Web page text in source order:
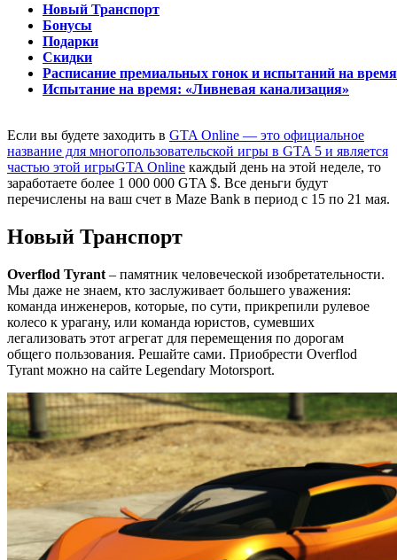
Новый Транспорт
Бонусы
Подарки
Скидки
Расписание премиальных гонок и испытаний на время
Испытание на время: «Ливневая канализация»
Если вы будете заходить в GTA Online — это официальное
название для многопользовательской игры в GTA 5 и является
частью этой игрыGTA Online каждый день на этой неделе, то
заработаете более 1 000 000 GTA $. Все деньги будут
перечислены на ваш счет в Maze Bank в период с 15 по 21 мая.
Новый Транспорт
Overflod Tyrant – памятник человеческой изобретательности.
Мы даже не знаем, кто заслуживает большего уважения:
команда инженеров, которые, по сути, прикрепили рулевое
колесо к урагану, или команда юристов, сумевших
легализовать этот агрегат для перемещения по дорогам
общего пользования. Решайте сами. Приобрести Overflod
Tyrant можно на сайте Legendary Motorsport.